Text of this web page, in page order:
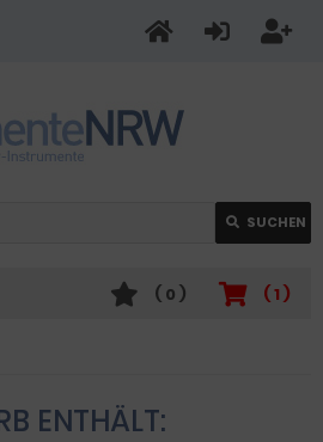
SUCHEN
( 1 )
( 0 )
ENTHÄLT: